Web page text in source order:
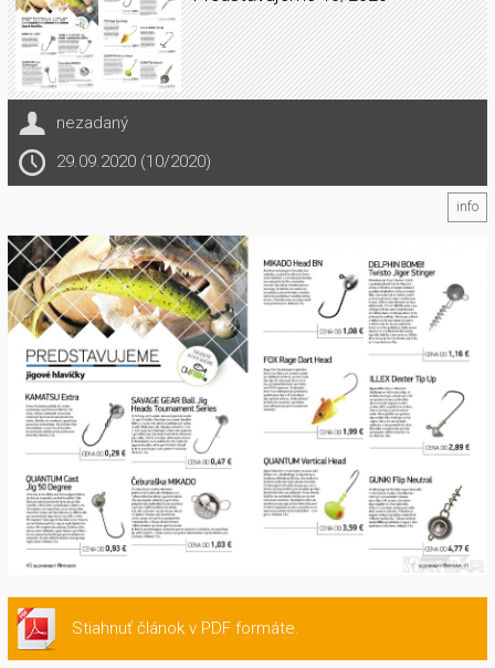
nezadaný
29.09.2020 (10/2020)
info
Stiahnuť článok v PDF formáte.